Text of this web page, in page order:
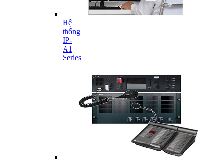
Hệ
thống
IP-
A1
Series